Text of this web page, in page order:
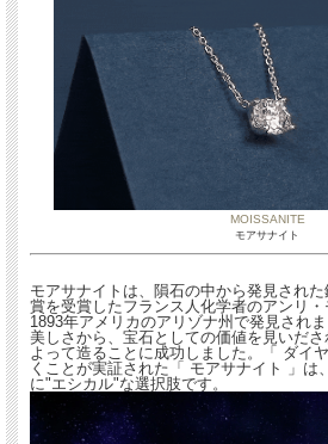
モアサナイト
モアサナイトは、隕石の中から発見された鉱物で
ランス人化学者のアンリ・モアッサンによって、
最新テクノロジーによって造ることに成功しまし
しく輝くことが実証された「 モアサナイト 」は、
ル"な選択肢です。
MOISSANITE
モアサナイト
モアサナイトは、隕石の中から発見され
賞を受賞したフランス人化学者のアンリ・
1893年アメリカのアリゾナ州で発見され
美しさから、宝石としての価値を見いだ
よって造ることに成功しました。「 ダイ
くことが実証された「 モアサナイト 」は
に"エシカル"な選択肢です。